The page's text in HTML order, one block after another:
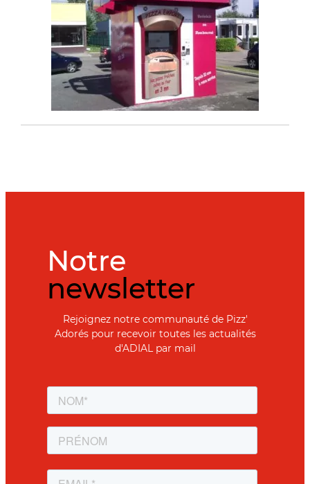
Notre
newsletter
Rejoignez notre communauté de Pizz'
Adorés pour recevoir toutes les actualités
d'ADIAL par mail